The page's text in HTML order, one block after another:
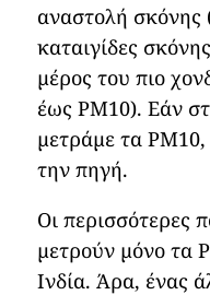
αναστολή σκόνης
καταιγίδες
μέρος του πιο
έως PM10). Εάν
μετράμε τα
την πηγή.
Οι περισσότερες
μετρούν μόνο τα
Ινδία. Άρα, ένας